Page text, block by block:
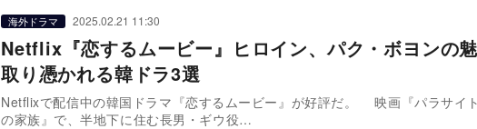
海外ドラマ 2025.02.21 11:30
Netflix『恋するムービー』ヒロイン、パク・ボヨンの
取り憑かれる韓ドラ3選
Netflixで配信中の韓国ドラマ『恋するムービー』が好評だ。 映画『パラサイ
の家族』で、半地下に住む長男・ギウ役…